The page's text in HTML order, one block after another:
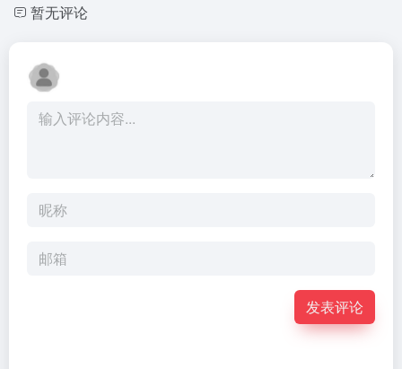
暂无评论
发表评论